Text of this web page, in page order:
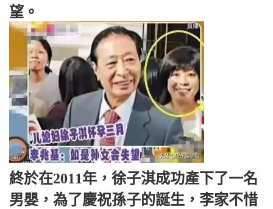
望。
終於在2011年，徐子淇成功產下了一名
男嬰，為了慶祝孫子的誕生，李家不惜